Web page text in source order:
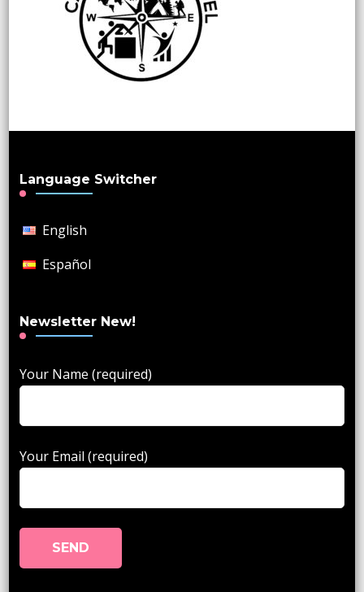
Language Switcher
English
Español
Newsletter New!
Your Name (required)
Your Email (required)